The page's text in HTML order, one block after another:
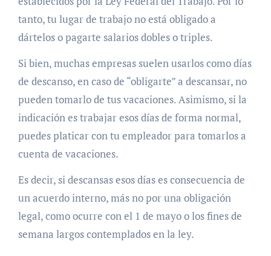
tanto, tu lugar de trabajo no está obligado a
dártelos o pagarte salarios dobles o triples.
Si bien, muchas empresas suelen usarlos como días
de descanso, en caso de “obligarte” a descansar, no
pueden tomarlo de tus vacaciones. Asimismo, si la
indicación es trabajar esos días de forma normal,
puedes platicar con tu empleador para tomarlos a
cuenta de vacaciones.
Es decir, si descansas esos días es consecuencia de
un acuerdo interno, más no por una obligación
legal, como ocurre con el 1 de mayo o los fines de
semana largos contemplados en la ley.